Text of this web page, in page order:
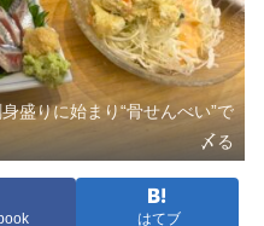
盛りに始まり“骨せんべい”で
〆る
はてブ